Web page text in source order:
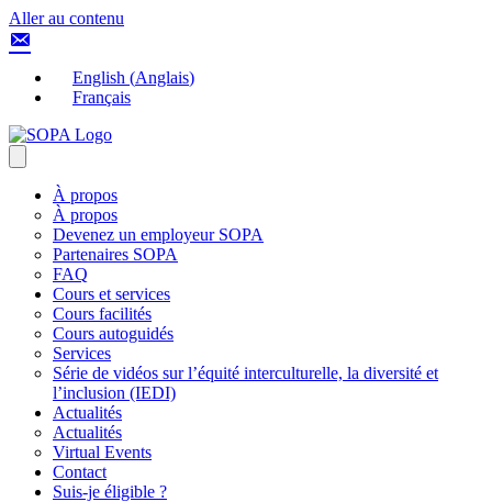
Aller au contenu
English (Anglais)
Français
À propos
À propos
Devenez un employeur SOPA
Partenaires SOPA
FAQ
Cours et services
Cours facilités
Cours autoguidés
Services
Série de vidéos sur l’équité interculturelle, la diversité et
l’inclusion (IEDI)
Actualités
Actualités
Virtual Events
Contact
Suis-je éligible ?